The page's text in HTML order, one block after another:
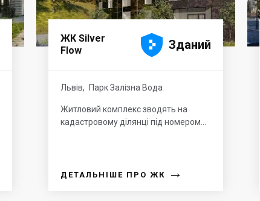
ЖК Silver
Flow




 Зданий
Львів, Парк Залізна Вода
Житловий комплекс зводять на
кадастровому ділянці під номером...
ДЕТАЛЬНІШЕ ПРО ЖК →